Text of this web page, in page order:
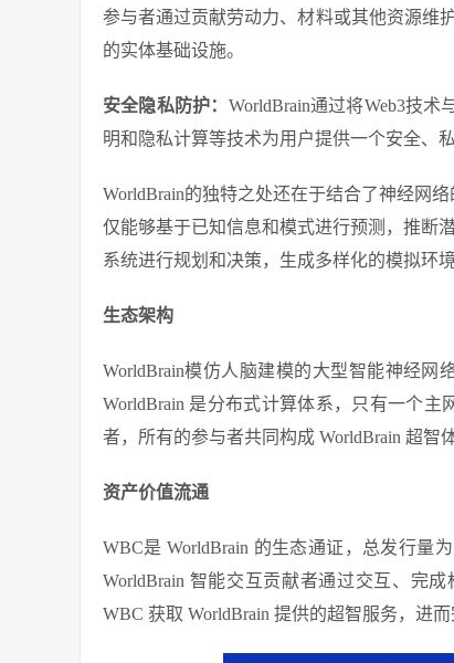
参与者通过贡献劳动力、材料或其他资源维
的实体基础设施。
安全隐私防护： WorldBrain通过将Web3技
明和隐私计算等技术为用户提供一个安全、
WorldBrain的独特之处还在于结合了神经网
仅能够基于已知信息和模式进行预测，推断
系统进行规划和决策，生成多样化的模拟环
生态架构
WorldBrain模仿人脑建模的大型智能神经网
WorldBrain 是分布式计算体系，只有一个主
者，所有的参与者共同构成 WorldBrain 超智体
资产价值流通
WBC是 WorldBrain 的生态通证，总发行量
WorldBrain 智能交互贡献者通过交互、完
WBC 获取 WorldBrain 提供的超智服务，进